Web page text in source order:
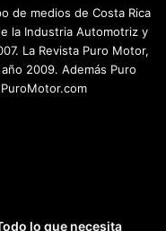
de medios de Costa Rica
la Industria Automotriz y
La Revista Puro Motor,
2009. Además Puro
lo que necesita